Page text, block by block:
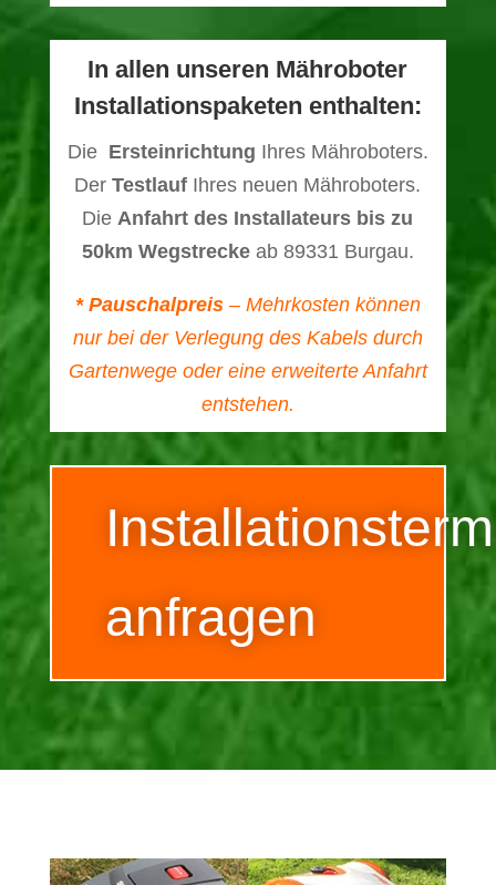
In allen unseren Mähroboter
Installationspaketen enthalten:
Die Ersteinrichtung Ihres Mähroboters.
DerTestlauf Ihres neuen Mähroboters.
DieAnfahrt des Installateurs bis zu
50km Wegstreckeab 89331 Burgau.
* Pauschalpreis– Mehrkosten können
nur bei der Verlegung des Kabels durch
Gartenwege oder eine erweiterte Anfahrt
entstehen.
anfragen